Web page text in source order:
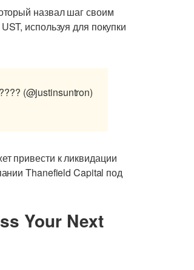
назвал шаг своим
используя для покупки
(@justinsuntron)
привести к ликвидации
Thanefield Capital под
Your Next